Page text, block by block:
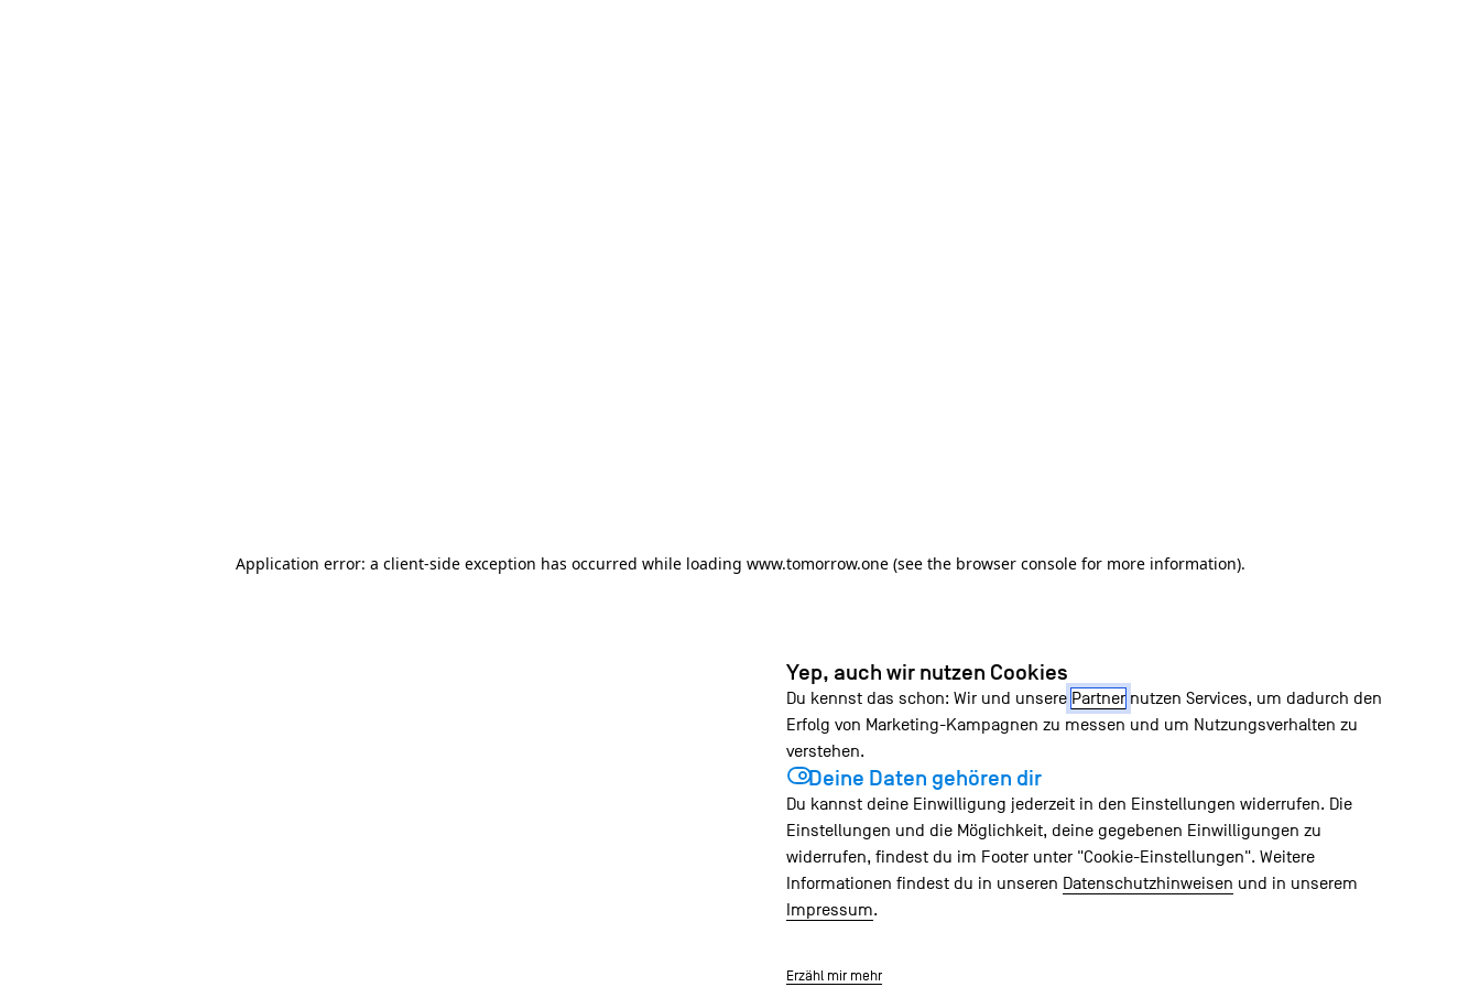
Application error: a client-side exception has occurred while loading www.tomorrow.one (see the browser console for more information).
Yep, auch wir nutzen Cookies
Du kennst das schon: Wir und unsere Partnernutzen Services, um dadurch den
Erfolg von Marketing-Kampagnen zu messen und um Nutzungsverhalten zu
verstehen.
Deine Daten gehören dir
Du kannst deine Einwilligung jederzeit in den Einstellungen widerrufen. Die
Einstellungen und die Möglichkeit, deine gegebenen Einwilligungen zu
widerrufen, findest du im Footer unter "Cookie-Einstellungen". Weitere
Informationen findest du in unseren Datenschutzhinweisen und in unserem
Impressum.
Erzähl mir mehr